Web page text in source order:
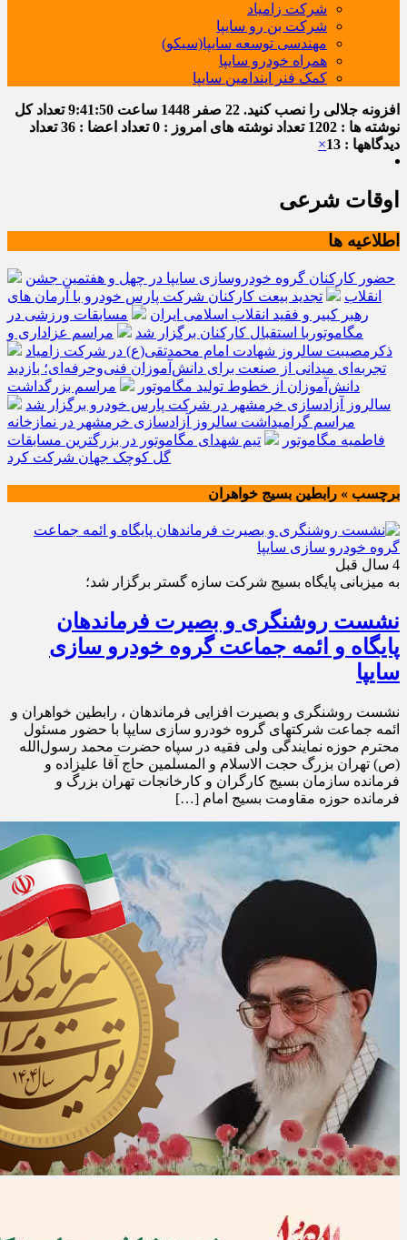
شرکت زامیاد
شرکت بن رو سایپا
مهندسی توسعه سایپا(سیکو)
همراه خودرو سایپا
کمک فنر ایندامین سایپا
افزونه جلالی را نصب کنید. 22 صفر 1448 ساعت 9:41:51تعداد کل
نوشته ها : 1202
تعداد نوشته های امروز : 0 تعداد اعضا : 36
تعداد
دیدگاهها : 13
×
اوقات شرعی
اطلاعیه ها
حضور کارکنان گروه خودروسازی سایپا در چهل و هفتمین جشن
انقلاب
تجدید بیعت کارکنان شرکت پارس خودرو با آرمان های
رهبر کبیر و فقید انقلاب اسلامی ایران
مسابقات ورزشی در
مگاموتوربا استقبال کارکنان برگزار شد
مراسم عزاداری و
ذکرمصیبت سالروز شهادت امام محمدتقی(ع) در شرکت زامیاد
تجربه‌ای میدانی از صنعت برای دانش‌آموزان فنی‌وحرفه‌ای؛ بازدید
دانش‌آموزان از خطوط تولید مگاموتور
مراسم بزرگداشت
سالروز آزادسازی خرمشهر در شرکت پارس خودرو برگزار شد
مراسم گرامیداشت سالروز آزادسازی خرمشهر در نمازخانه
فاطمیه مگاموتور
تیم شهدای مگاموتور در بزرگترین مسابقات
گل کوچک جهان شرکت کرد
برچسب » رابطین بسیج خواهران
4 سال قبل
به میزبانی پایگاه بسیج شرکت سازه گستر برگزار شد؛
نشست روشنگری و بصیرت فرماندهان
پایگاه و ائمه جماعت گروه خودرو سازی
سایپا
نشست روشنگری و بصیرت افزایی فرماندهان ، رابطین خواهران و
ائمه جماعت شرکتهای گروه خودرو سازی سایپا با حضور مسئول
محترم حوزه نمایندگی ولی فقیه در سپاه حضرت محمد رسول‌الله
(ص) تهران بزرگ حجت الاسلام و المسلمین حاج آقا علیزاده و
فرمانده سازمان بسیج کارگران و کارخانجات تهران بزرگ و
فرمانده حوزه مقاومت بسیج امام […]